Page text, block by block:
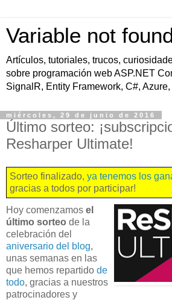
Variable not
Artículos, tutoriales, trucos,
sobre programación web ASP.NET
SignalR, Entity Framework, C#,
miércoles, 29 de junio de 2016
Último sorteo:
Resharper Ultimate!
Sorteo finalizado, ya tenemos los
gracias a todos por participar!
Hoy comenzamos el
último sorteo de la
celebración del
aniversario del blog,
unas semanas en las
que hemos repartido de
todo, gracias a nuestros
patrocinadores y